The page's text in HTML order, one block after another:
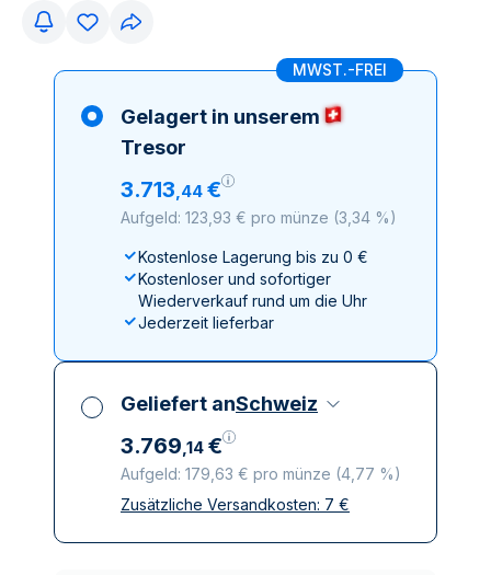
MWST.-FREI
Gelagert in unserem
Tresor
3.713,44 €
Aufgeld: 123,93 € pro münze (3,34 %)
Kostenlose Lagerung bis zu 0 €
Kostenloser und sofortiger
Wiederverkauf rund um die Uhr
Jederzeit lieferbar
Geliefert anSchweiz
3.769,14 €
Aufgeld: 179,63 € pro münze (4,77 %)
Alle Steuern inbegriffen
Zusätzliche Versandkosten: 7 €